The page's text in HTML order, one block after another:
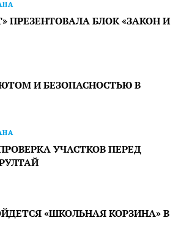
ПРЕЗЕНТОВАЛА БЛОК «ЗАКОН И
И БЕЗОПАСНОСТЬЮ В
УЧАСТКОВ ПЕРЕД
«ШКОЛЬНАЯ КОРЗИНА» В